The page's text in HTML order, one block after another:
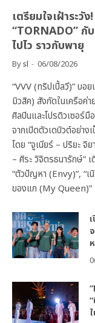
เตรียมใจเฝ้าระวั
“TORNADO” กั
ไปไว ราวกับพายุ
Bysl 06/08/2026
“VVV (ทริปเปิ้ลวี)” บ
มิวสิค) สังกัดในเครือค่
ศิลปินและโปรดิวเซอร์
จากเปิดตัวเดบิวต์อย่าง
โดย “จูเนียร์ – ปริยะ จิ
– ศิระ วิจิตรธนารักษ์”
“ตัวปัญหา (Envy)”, “เ
ของแก (My Queen)”